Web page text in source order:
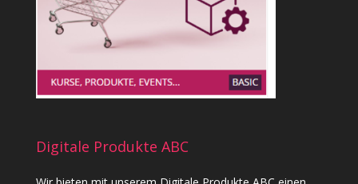
Digitale Produkte ABC